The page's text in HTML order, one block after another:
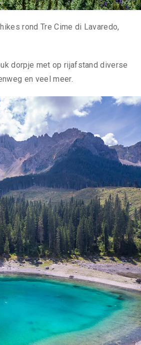
rond Tre Cime di Lavaredo,
dorpje met op rijafstand diverse
en veel meer.